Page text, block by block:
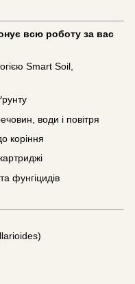
всю роботу за вас
Smart Soil,
води і повітря
коріння
фунгіцидів